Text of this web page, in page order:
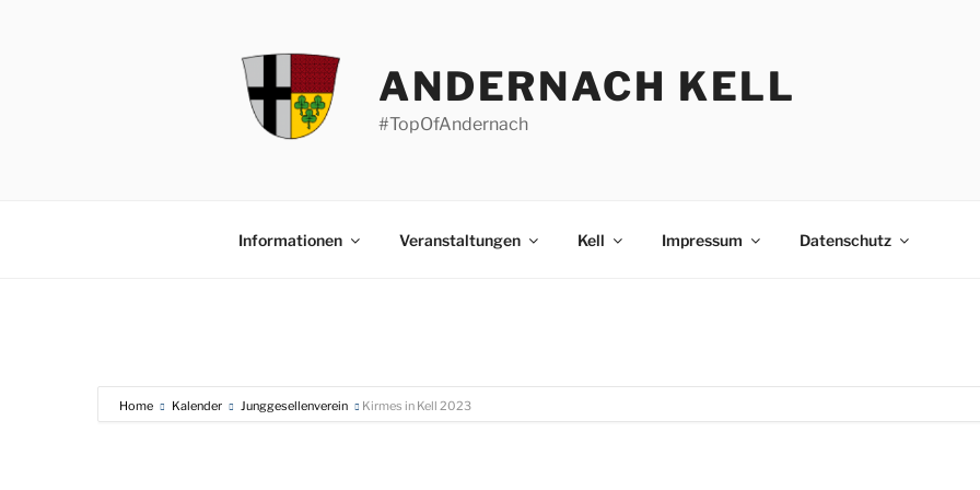
ANDERNACH KELL
#TopOfAndernach
Informationen Veranstaltungen Kell Impressum Datenschutz
Home Kalender Junggesellenverein Kirmes in Kell 2023